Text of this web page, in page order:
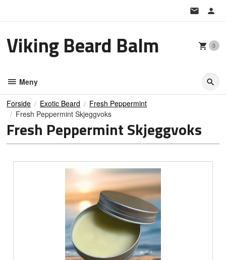
Viking Beard Balm 0
Meny
Forside Exotic Beard
Fresh Peppermint
Fresh Peppermint Skjeggvoks
Fresh Peppermint Skjeggvoks